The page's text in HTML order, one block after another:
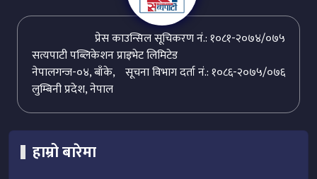
प्रेस काउन्सिल सूचिकरण नं.: १०८१-२०७४/०७५
सत्यपाटी पब्लिकेशन प्राइभेट लिमिटेड
सूचना विभाग दर्ता नं.: १०८६-२०७५/०७६
नेपालगन्ज-०४, बाँके,
लुम्बिनी प्रदेश, नेपाल
हाम्रो बारेमा